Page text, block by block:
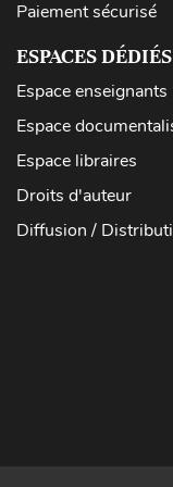
Paiement sécurisé
ESPACES DÉDIÉS
Espace enseignants
Espace
Espace libraires
Droits d'auteur
Diffusion /